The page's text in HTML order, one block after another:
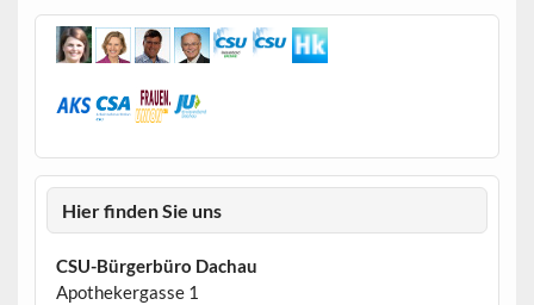
Hier finden Sie uns
CSU-Bürgerbüro Dachau
Apothekergasse 1